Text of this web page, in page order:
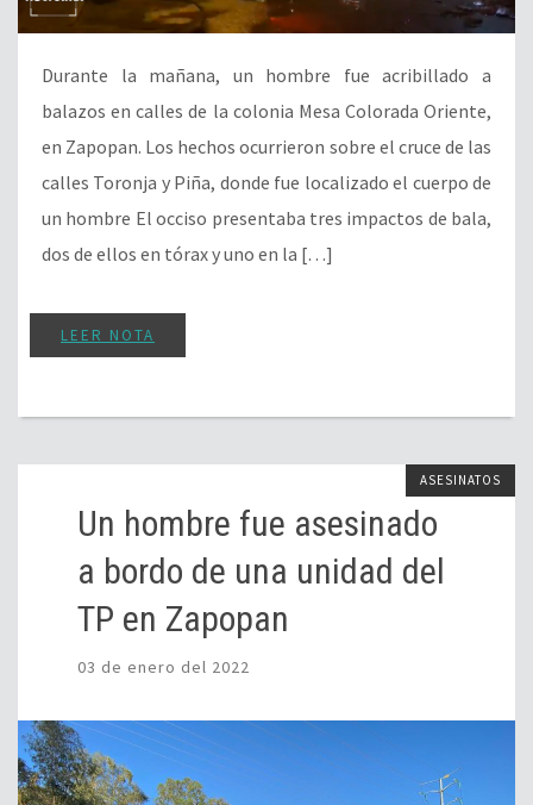
Durante la mañana, un hombre fue acribillado a
balazos en calles de la colonia Mesa Colorada Oriente,
en Zapopan. Los hechos ocurrieron sobre el cruce de las
calles Toronja y Piña, donde fue localizado el cuerpo de
un hombre El occiso presentaba tres impactos de bala,
dos de ellos en tórax y uno en la […]
LEER NOTA
ASESINATOS
Un hombre fue asesinado
a bordo de una unidad del
TP en Zapopan
03 de enero del 2022